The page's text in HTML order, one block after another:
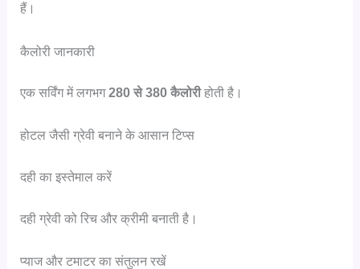
हैं।
कैलोरी जानकारी
एक सर्विंग में लगभग280 से 380 कैलोरीहोती है।
होटल जैसी ग्रेवी बनाने के आसान टिप्स
दही का इस्तेमाल करें
दही ग्रेवी को रिच और क्रीमी बनाती है।
प्याज और टमाटर का संतुलन रखें